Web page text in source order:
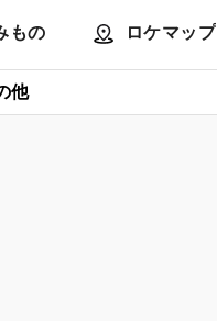
もの ロケマップ
他